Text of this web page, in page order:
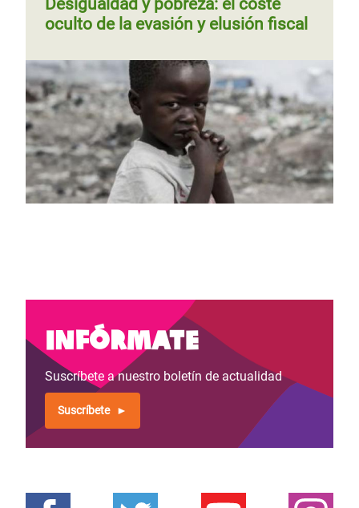
Paginación
Página
anterior
Página 2Siguiente
página
››
Desigualdad y pobreza: el coste
oculto de la evasión y elusión fiscal
Infórmate
Suscríbete a nuestro boletín de actualidad
Suscríbete